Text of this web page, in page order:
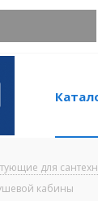
для
кабины